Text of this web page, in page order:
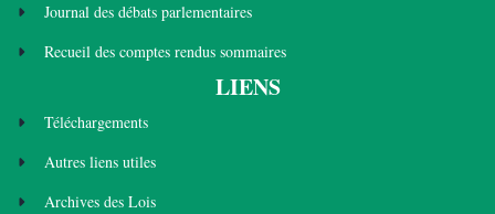
Journal des débats parlementaires
Recueil des comptes rendus sommaires
LIENS
Téléchargements
Autres liens utiles
Archives des Lois